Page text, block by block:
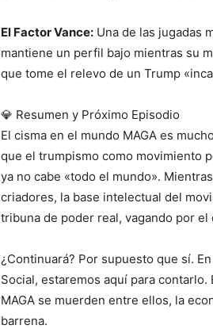
El Factor Vance: Una de las jugadas
mantiene un perfil bajo mientras su
que tome el relevo de un Trump
💎 Resumen y Próximo Episodio
El cisma en el mundo MAGA es
que el trumpismo como movimiento
ya no cabe «todo el mundo».
criadores, la base intelectual del
tribuna de poder real, vagando por
¿Continuará? Por supuesto que sí.
Social, estaremos aquí para
MAGA se muerden entre ellos, la
barrena.